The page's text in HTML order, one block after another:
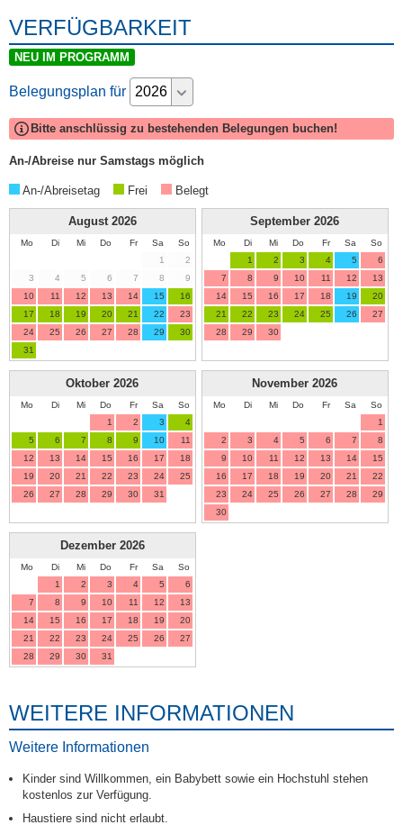
VERFÜGBARKEIT
NEU IM PROGRAMM
Belegungsplan für
Bitte anschlüssig zu bestehenden Belegungen buchen!
An-/Abreise nur Samstags möglich
An-/Abreisetag Frei Belegt
August 2026
Mo Di Mi Do Fr Sa
So
1
2
3
4 5 6 7 8
9
10
11 12 13 14 15
16
17
18 19 20 21 22
23
24
25 26 27 28 29
30
31
September 2026
Mo Di Mi Do Fr Sa
So
1
2 3 4 5
6
7
8 9 10 11 12
13
14
15 16 17 18 19
20
21
22 23 24 25 26
27
28
29 30
Oktober 2026
Mo Di Mi Do Fr Sa
So
1
2 3
4
5
6 7 8 9 10
11
12
13 14 15 16 17
18
19
20 21 22 23 24
25
26
27 28 29 30 31
November 2026
Mo Di Mi Do Fr Sa
So
1
2
3 4 5 6 7
8
9
10 11 12 13 14
15
16
17 18 19 20 21
22
23
24 25 26 27 28
29
30
Dezember 2026
Mo Di Mi Do Fr Sa
So
1
2 3 4 5
6
7
8 9 10 11 12
13
14
15 16 17 18 19
20
21
22 23 24 25 26
27
28
29 30 31
WEITERE INFORMATIONEN
Weitere Informationen
Kinder sind Willkommen, ein Babybett sowie ein Hochstuhl stehen
kostenlos zur Verfügung.
Haustiere sind nicht erlaubt.